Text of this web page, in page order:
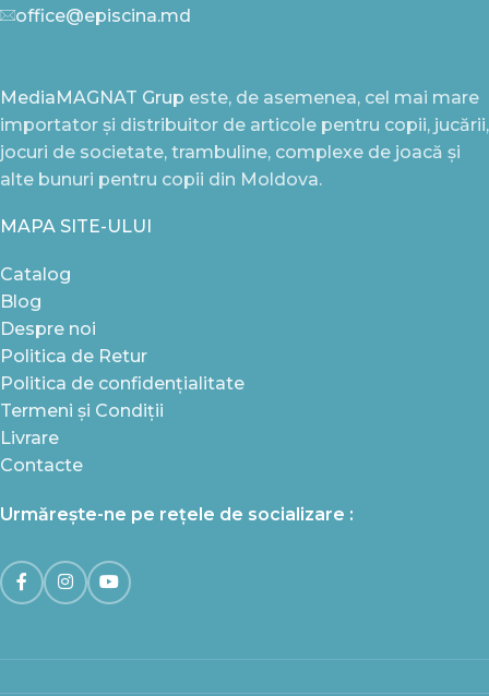
office@episcina.md
MediaMAGNAT Grup este, de asemenea, cel mai mare
importator și distribuitor de articole pentru copii, jucării,
jocuri de societate, trambuline, complexe de joacă și
alte bunuri pentru copii din Moldova.
MAPA SITE-ULUI
Catalog
Blog
Despre noi
Politica de Retur
Politica de confidențialitate
Termeni și Condiții
Livrare
Contacte
Urmărește-ne pe rețele de socializare :